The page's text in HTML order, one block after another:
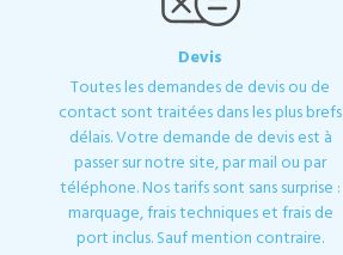
Devis
Toutes les demandes de devis ou de
contact sont traitées dans les plus brefs
délais. Votre demande de devis est à
passer sur notre site, par mail ou par
téléphone. Nos tarifs sont sans surprise :
marquage, frais techniques et frais de
port inclus. Sauf mention contraire.